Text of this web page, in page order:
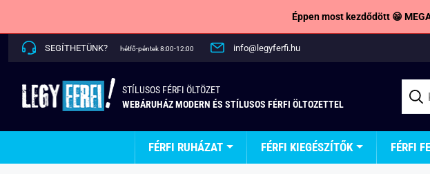
Éppen most kezdődött 😁
SEGÍTHETÜNK? hétfő-péntek 8:00-12:00 info@legyferfi.hu
STÍLUSOS FÉRFI ÖLTÖZET
WEBÁRUHÁZ MODERN ÉS STÍLUSOS FÉRFI ÖLTOZETTEL
FÉRFI RUHÁZAT FÉRFI KIEGÉSZÍTŐK FÉRFI